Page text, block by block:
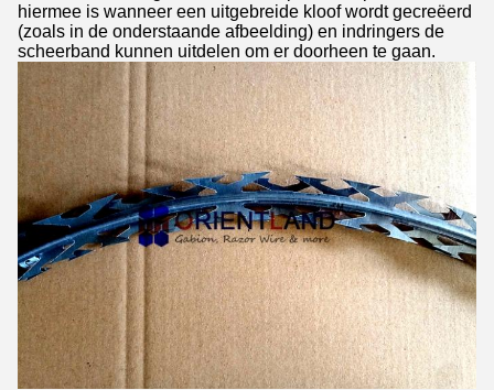
hiermee is wanneer een uitgebreide kloof wordt gecreëerd
(zoals in de onderstaande afbeelding) en indringers de
scheerband kunnen uitdelen om er doorheen te gaan.